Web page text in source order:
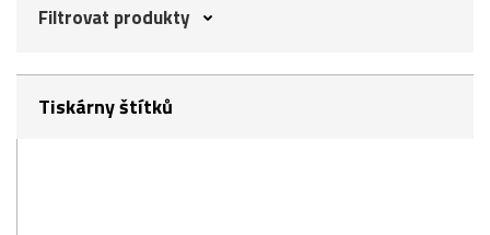
Filtrovat produkty
Tiskárny štítků